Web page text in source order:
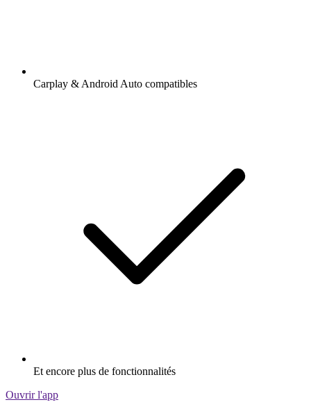
Carplay & Android Auto compatibles
Et encore plus de fonctionnalités
Ouvrir l'app